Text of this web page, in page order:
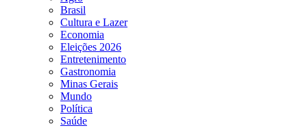
Brasil
Cultura e Lazer
Economia
Eleições 2026
Entretenimento
Gastronomia
Minas Gerais
Mundo
Política
Saúde